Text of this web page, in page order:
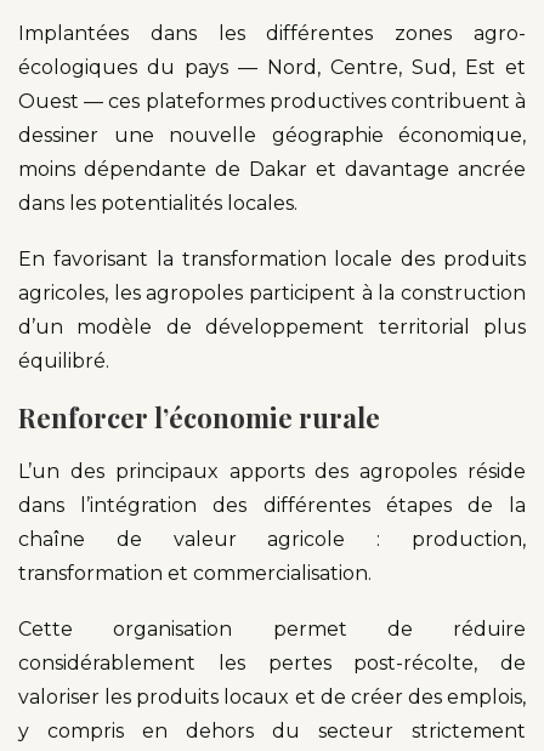
Implantées dans les différentes zones agro-
écologiques du pays — Nord, Centre, Sud, Est et
Ouest — ces plateformes productives contribuent à
dessiner une nouvelle géographie économique,
moins dépendante de Dakar et davantage ancrée
dans les potentialités locales.
En favorisant la transformation locale des produits
agricoles, les agropoles participent à la construction
d’un modèle de développement territorial plus
équilibré.
Renforcer l’économie rurale
L’un des principaux apports des agropoles réside
dans l’intégration des différentes étapes de la
chaîne de valeur agricole : production,
transformation et commercialisation.
Cette organisation permet de réduire
considérablement les pertes post-récolte, de
valoriser les produits locaux et de créer des emplois,
y compris en dehors du secteur strictement